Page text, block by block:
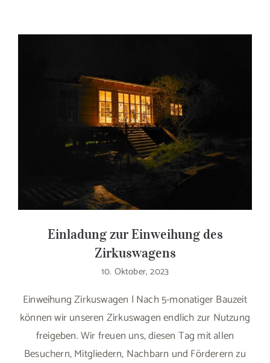
Einladung zur Einweihung des
Zirkuswagens
10. Oktober, 2023
Einweihung Zirkuswagen | Nach 5-monatiger Bauzeit
können wir unseren Zirkuswagen endlich zur Nutzung
freigeben. Wir freuen uns, diesen Tag mit allen
Besuchern, Mitgliedern, Nachbarn und Förderern zu